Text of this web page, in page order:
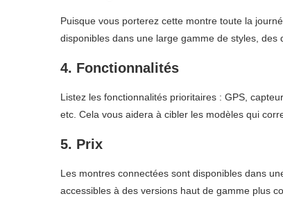
Puisque vous porterez cette montre toute la
disponibles dans une large gamme de styles, des
4. Fonctionnalités
Listez les fonctionnalités prioritaires : GPS,
etc. Cela vous aidera à cibler les modèles qui
5. Prix
Les montres connectées sont disponibles dans
accessibles à des versions haut de gamme plus